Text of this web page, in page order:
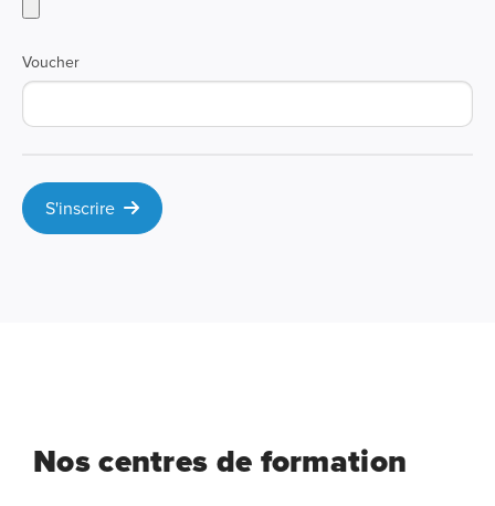
Voucher
S'inscrire
Nos centres de formation